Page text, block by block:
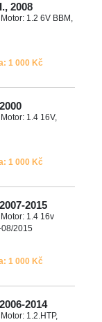
2008
1.2 6V BBM,
1 000 Kč
1.4 16V,
1 000 Kč
2015
1.4 16v
2015
1 000 Kč
2014
1.2.HTP,